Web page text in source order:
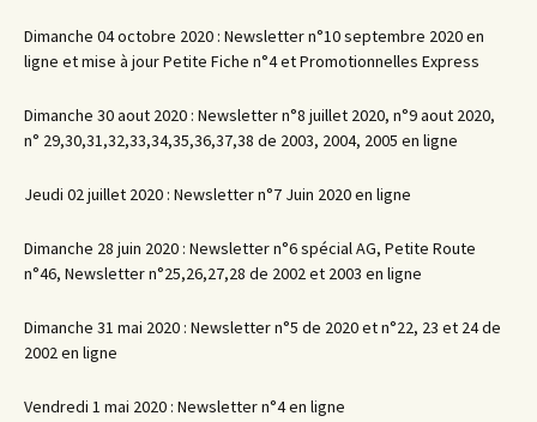
Dimanche 04 octobre 2020 : Newsletter n°10 septembre 2020 en
ligne et mise à jour Petite Fiche n°4 et Promotionnelles Express
Dimanche 30 aout 2020 : Newsletter n°8 juillet 2020, n°9 aout 2020,
n° 29,30,31,32,33,34,35,36,37,38 de 2003, 2004, 2005 en ligne
Jeudi 02 juillet 2020 : Newsletter n°7 Juin 2020 en ligne
Dimanche 28 juin 2020 : Newsletter n°6 spécial AG, Petite Route
n°46, Newsletter n°25,26,27,28 de 2002 et 2003 en ligne
Dimanche 31 mai 2020 : Newsletter n°5 de 2020 et n°22, 23 et 24 de
2002 en ligne
Vendredi 1 mai 2020 : Newsletter n°4 en ligne